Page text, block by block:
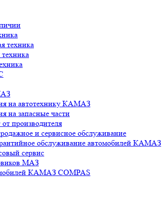
техника
на автотехнику КАМАЗ
на запасные части
производителя
и сервисное обслуживание
обслуживание автомобилей КАМАЗ
сервис
МАЗ
КАМАЗ COMPAS